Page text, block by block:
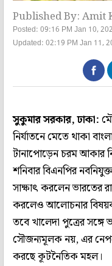
Published By: Amit
Posted: 09:16 PM Jan 10,
Updated: 02:19 PM Jan 11,
সুকুমার সরকার, ঢাকা:
নির্যাতনে মেতে থাকা
টানাপোড়েন চরম আকার
শনিবার বিএনপির
সাক্ষাৎ করলেন ভারতের
করলেও আলোচনার
তবে খালেদা পুত্রের সঙ্গে
সৌজন্যমূলক নয়, এর
করছে কূটনৈতিক মহল।